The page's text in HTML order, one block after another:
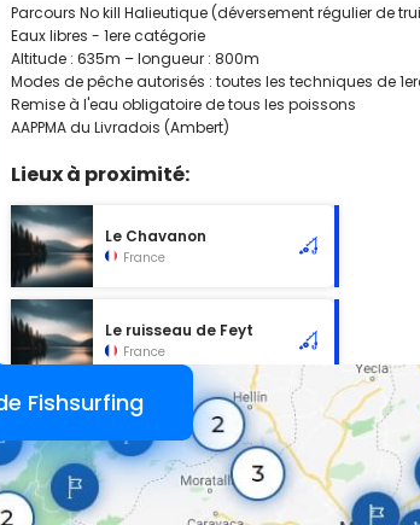
Parcours No kill Halieutique (déversement régulier de
Eaux libres - 1ere catégorie
Altitude : 635m – longueur : 800m
Modes de pêche autorisés : toutes les techniques de
Remise à l'eau obligatoire de tous les poissons
AAPPMA du Livradois (Ambert)
Lieux à proximité:
Le Chavanon
France
Le ruisseau de Feyt
France
La Dordogne
France
Fishsurfing